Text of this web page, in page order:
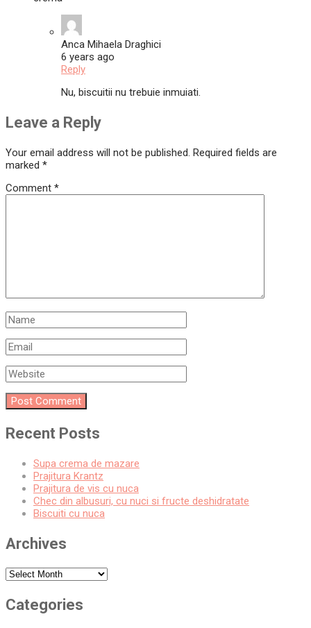
Anca Mihaela Draghici
6 years ago
Reply
Nu, biscuitii nu trebuie inmuiati.
Leave a Reply
Your email address will not be published. Required fields are
marked *
Comment *
Recent Posts
Supa crema de mazare
Prajitura Krantz
Prajitura de vis cu nuca
Chec din albusuri, cu nuci si fructe deshidratate
Biscuiti cu nuca
Archives
Archives
Categories